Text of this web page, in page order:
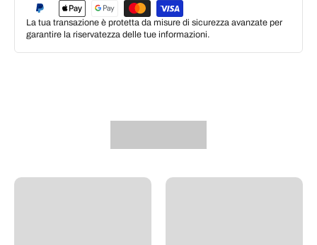
La tua transazione è protetta da misure di sicurezza avanzate per
garantire la riservatezza delle tue informazioni.